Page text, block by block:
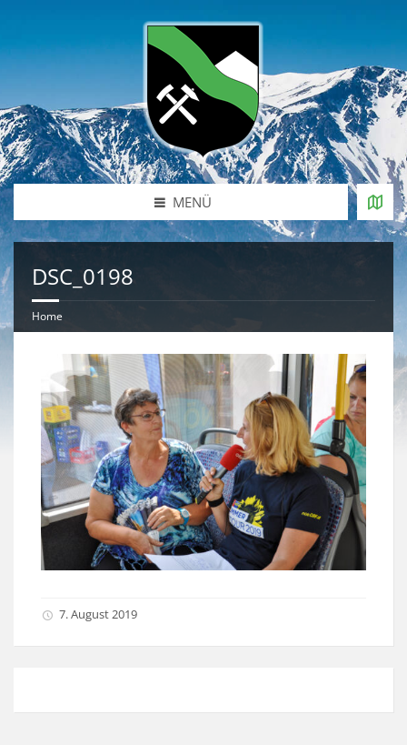
MENÜ
DSC_0198
Home
7. August 2019